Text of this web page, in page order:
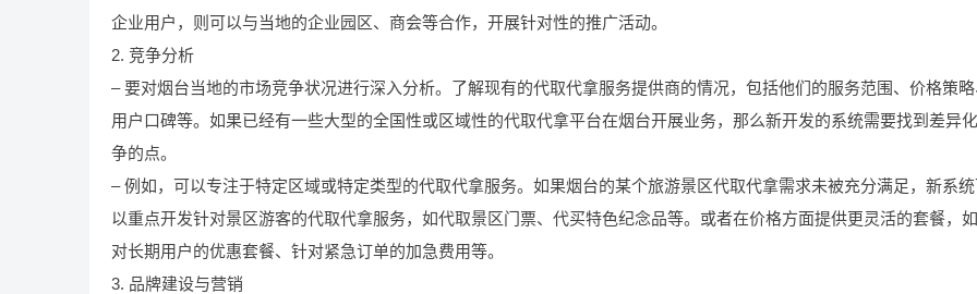
企业用户，则可以与当地的企业园区、商会等合作，开展针对性的推广活动。
2. 竞争分析
– 要对烟台当地的市场竞争状况进行深入分析。了解现有的代取代拿服务提供商的情况，包括他们的服务范围、价格策略
用户口碑等。如果已经有一些大型的全国性或区域性的代取代拿平台在烟台开展业务，那么新开发的系统需要找到差异
争的点。
– 例如，可以专注于特定区域或特定类型的代取代拿服务。如果烟台的某个旅游景区代取代拿需求未被充分满足，新系
以重点开发针对景区游客的代取代拿服务，如代取景区门票、代买特色纪念品等。或者在价格方面提供更灵活的套餐，
对长期用户的优惠套餐、针对紧急订单的加急费用等。
3. 品牌建设与营销